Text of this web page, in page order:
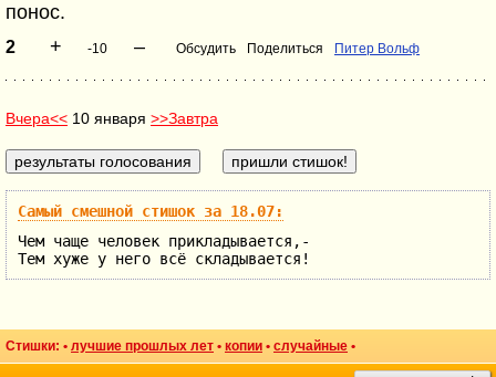
понос.
2 + -10 – Обсудить Поделиться Питер Вольф
Вчера<< 10 января >>Завтра
Самый смешной стишок за 18.07:
Чем чаще человек прикладывается,-
Тем хуже у него всё складывается!
Стишки: • лучшие прошлых лет • копии • случайные •